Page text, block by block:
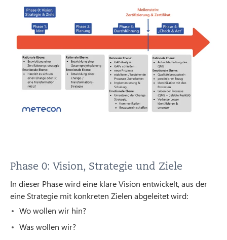
Phase 0: Vision, Strategie und Ziele
In dieser Phase wird eine klare Vision entwickelt, aus der
eine Strategie mit konkreten Zielen abgeleitet wird:
Wo wollen wir hin?
Was wollen wir?